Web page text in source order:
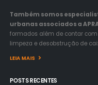
Também somos
urbanas associados a
formados além de contar
limpeza e desobstrução de
LEIA MAIS
POSTS RECENTES